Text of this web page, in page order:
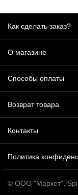
Как сделать заказ?
О магазине
Способы оплаты
Возврат товара
Контакты
Политика
© ООО "Маркет",